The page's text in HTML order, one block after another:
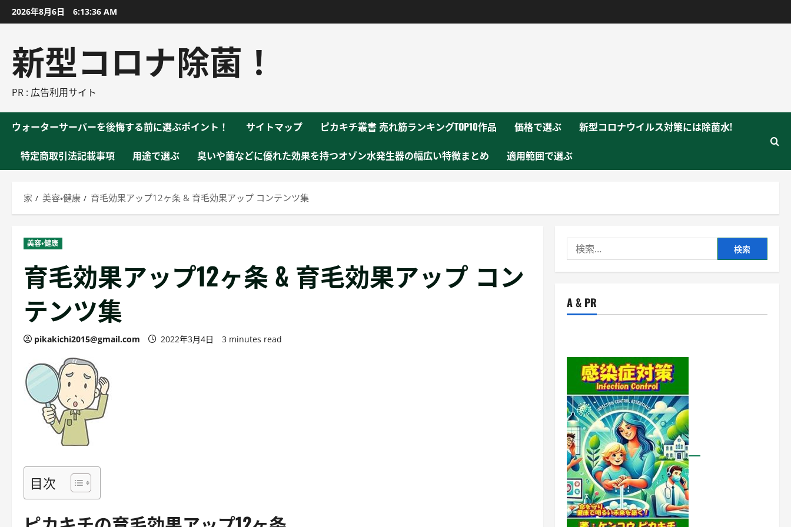
ン
2026年8月6日 6:13:37 AM
新型コロナ除菌！
PR : 広告利用サイト
ウォーターサーバーを後悔する前に選ぶポイント！ サイトマップ ピカキチ叢書 売れ筋ランキングTOP10作品 価格で選ぶ 新型コロナウイルス対策には除菌水!
特定商取引法記載事項 用途で選ぶ 臭いや菌などに優れた効果を持つオゾン水発生器の幅広い特徴まとめ 適用範囲で選ぶ
家 美容・健康 育毛効果アップ12ヶ条 & 育毛効果アップ コンテンツ集
美容・健康
育毛効果アップ12ヶ条 & 育毛効果アップ コン
テンツ集
pikakichi2015@gmail.com 2022年3月4日 3 minutes read
目次
索:
A & PR